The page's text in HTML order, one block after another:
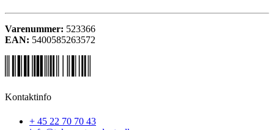
Varenummer: 523366
EAN: 5400585263572
Kontaktinfo
+ 45 22 70 70 43